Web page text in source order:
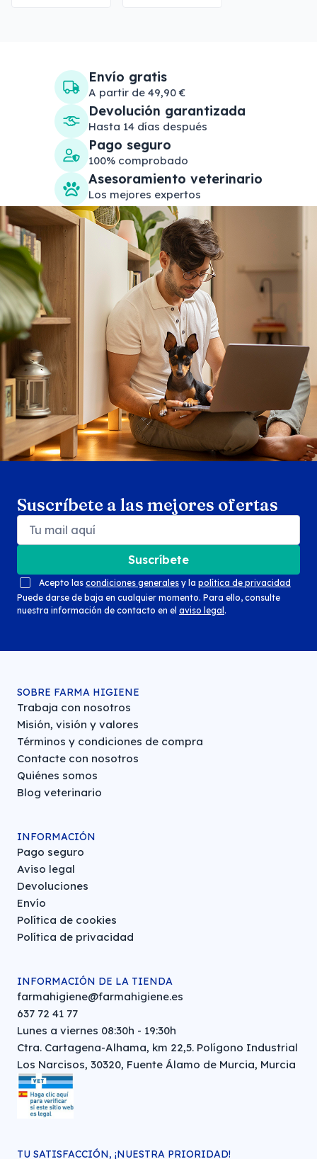
Envío gratis
A partir de 49,90 €
Devolución garantizada
Hasta 14 días después
Pago seguro
100% comprobado
Asesoramiento veterinario
Los mejores expertos
Suscríbete a las mejores ofertas
Suscríbete
Acepto las condiciones generales y la política de privacidad
Puede darse de baja en cualquier momento. Para ello, consulte
nuestra información de contacto en el aviso legal .
Search products
SOBRE FARMA HIGIENE
Trabaja con nosotros
Misión, visión y valores
Términos y condiciones de compra
Contacte con nosotros
Quiénes somos
Blog veterinario
INFORMACIÓN
Pago seguro
Aviso legal
Devoluciones
Envío
Política de cookies
Política de privacidad
INFORMACIÓN DE LA TIENDA
farmahigiene@farmahigiene.es
637 72 41 77
Lunes a viernes 08:30h - 19:30h
Ctra. Cartagena-Alhama, km 22,5. Polígono Industrial
Los Narcisos, 30320, Fuente Álamo de Murcia, Murcia
TU SATISFACCIÓN, ¡NUESTRA PRIORIDAD!